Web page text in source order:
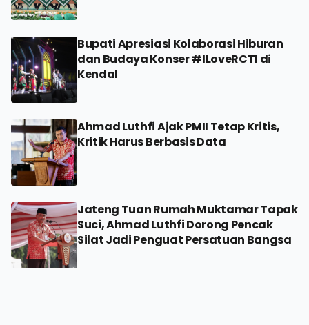
Bupati Apresiasi Kolaborasi Hiburan
dan Budaya Konser #ILoveRCTI di
Kendal
Ahmad Luthfi Ajak PMII Tetap Kritis,
Kritik Harus Berbasis Data
Jateng Tuan Rumah Muktamar Tapak
Suci, Ahmad Luthfi Dorong Pencak
Silat Jadi Penguat Persatuan Bangsa